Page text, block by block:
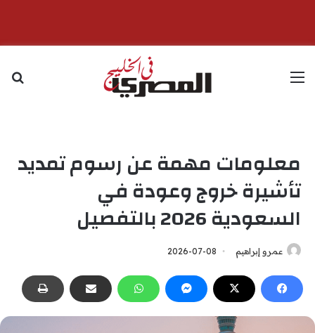
القائمة
معلومات مهمة عن رسوم تمديد
تأشيرة خروج وعودة في
السعودية 2026 بالتفصيل
عمرو إبراهيم 2026-07-08